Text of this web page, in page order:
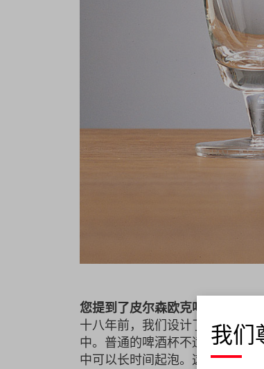
您提到了皮尔森欧克啤酒厂。您
十八年前，我们设计了一种特殊
中。普通的啤酒杯不适合美食家
中可以长时间起泡。这种玻璃杯
我们